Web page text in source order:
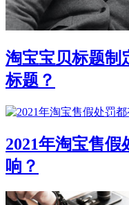
淘宝宝贝标题制
标题？
2021年淘宝售
响？